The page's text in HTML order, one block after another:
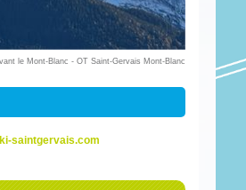
le Mont-Blanc - OT Saint-Gervais Mont-Blanc
saintgervais.com